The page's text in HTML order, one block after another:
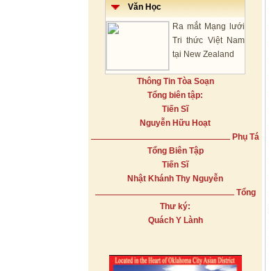
Văn Học
Ra mắt Mạng lưới
Tri thức Việt Nam
tại New Zealand
Thông Tin Tòa Soạn
Tổng biên tập:
Tiến Sĩ
Nguyễn Hữu Hoạt
Phụ Tá
Tổng Biên Tập
Tiến Sĩ
Nhật Khánh Thy Nguyễn
Tổng
Thư ký:
Quách Y Lành